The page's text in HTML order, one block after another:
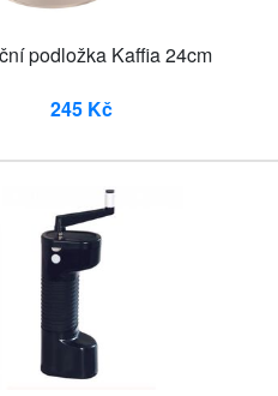
podložka Kaffia 24cm
245 Kč